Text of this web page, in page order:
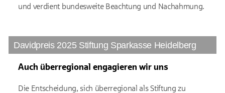
und verdient bundesweite Beachtung und Nachahmung.
Davidpreis 2025 Stiftung Sparkasse Heidelberg
Auch überregional engagieren wir uns
Die Entscheidung, sich überregional als Stiftung zu